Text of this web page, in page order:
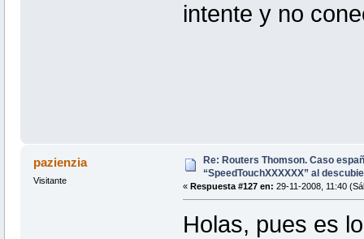
intente y no
pazienzia
Visitante
Re: Routers Thomson. Caso
“SpeedTouchXXXXXX” al
« Respuesta #127 en: 29-11-2008, 11:40
Holas, pues es